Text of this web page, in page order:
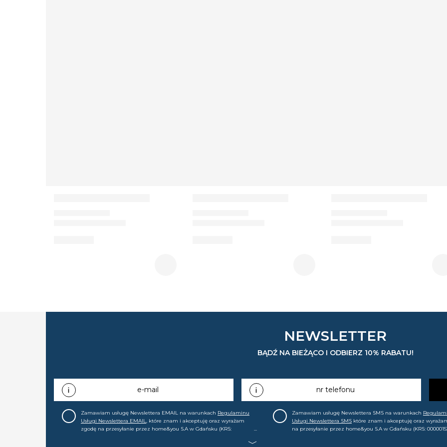
NEWSLETTER
BĄDŹ NA BIEŻĄCO I ODBIERZ 10% RABATU!
e-mail
Zamawiam usługę Newslettera EMAIL na warunkach Regulaminu
Usługi Newslettera EMAIL, które znam i akceptuję oraz wyrażam
zgodę na przesyłanie przez home&you S.A w Gdańsku (KRS:
nowościach, ofertach, promocjach, wyprzedażach). Wiem, że mogę tę
nr telefonu
Zamawiam usługę Newslettera SMS na warunkach
Usługi Newslettera SMS które znam i akceptuję oraz
na przesyłanie przez home&you S.A w Gdańsku (KRS:
promocjach, wyprzedażach). Wiem, że mogę tę zgodę w